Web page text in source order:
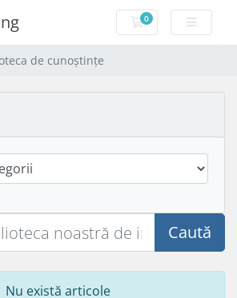
0
Coș de
de cunoștințe
Caută
Nu există articole